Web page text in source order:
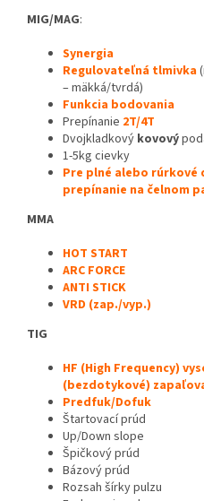
MIG/MAG:
Synergia
Regulovateľná tlmivka
– mäkká/tvrdá)
Funkcia bodovania
Prepínanie 2T/4T
Dvojkladkový kovový
1-5kg cievky
Pre plné alebo
prepínanie na čelnom
MMA
HOT START
ARC FORCE
ANTI STICK
VRD (zap./vyp.)
TIG
HF (High Frequency)
(bezdotykové)
Predfuk/Dofuk
Štartovací prúd
Up/Down slope
Špičkový prúd
Bázový prúd
Rozsah šírky pulzu